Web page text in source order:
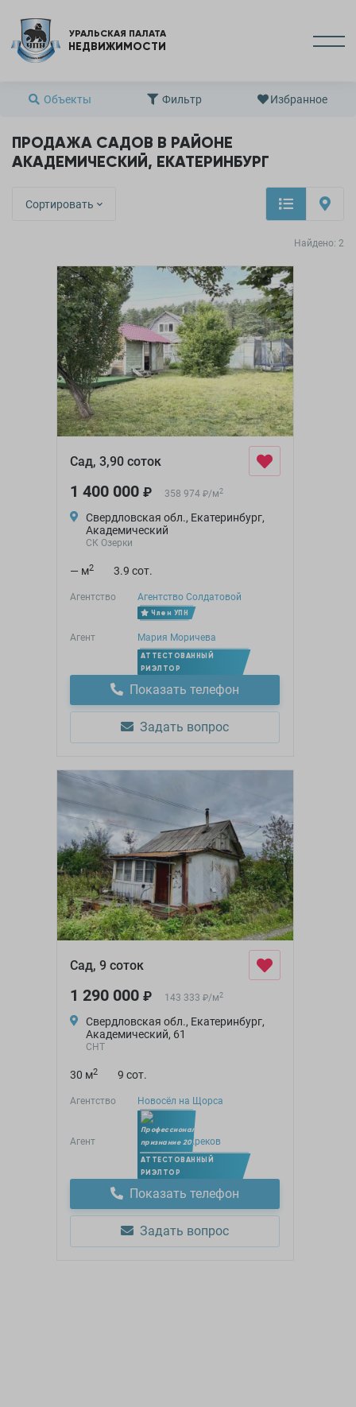
УРАЛЬСКАЯ ПАЛАТА
НЕДВИЖИМОСТИ
Объекты Фильтр Избранное
ПРОДАЖА САДОВ В РАЙОНЕ
АКАДЕМИЧЕСКИЙ, ЕКАТЕРИНБУРГ
Сортировать
Найдено: 2
Сад, 3,90 соток
1 400 000 ₽ 358 974 ₽/м2
Свердловская обл., Екатеринбург,
Академический
СК Озерки
— м2 3.9 сот.
Агентство Агентство Солдатовой
Член УПН
Агент Мария Моричева
АТТЕСТОВАННЫЙ
РИЭЛТОР
Показать телефон
Задать вопрос
Сад, 9 соток
1 290 000 ₽ 143 333 ₽/м2
Свердловская обл., Екатеринбург,
Академический, 61
СНТ
30 м2 9 сот.
Агентство Новосёл на Щорса
Член УПН
Агент Александр Креков
АТТЕСТОВАННЫЙ
РИЭЛТОР
Показать телефон
Задать вопрос